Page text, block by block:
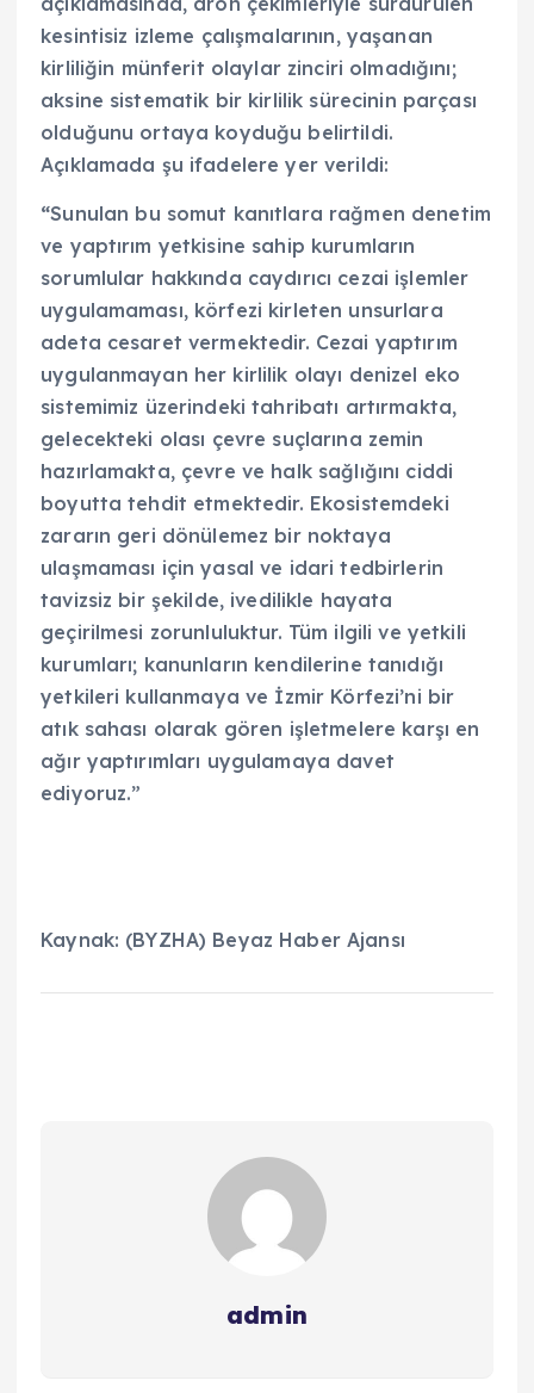
kesintisiz izleme çalışmalarının, yaşanan
kirliliğin münferit olaylar zinciri olmadığını;
aksine sistematik bir kirlilik sürecinin parçası
olduğunu ortaya koyduğu belirtildi.
Açıklamada şu ifadelere yer verildi:
“Sunulan bu somut kanıtlara rağmen denetim
ve yaptırım yetkisine sahip kurumların
sorumlular hakkında caydırıcı cezai işlemler
uygulamaması, körfezi kirleten unsurlara
adeta cesaret vermektedir. Cezai yaptırım
uygulanmayan her kirlilik olayı denizel eko
sistemimiz üzerindeki tahribatı artırmakta,
gelecekteki olası çevre suçlarına zemin
hazırlamakta, çevre ve halk sağlığını ciddi
boyutta tehdit etmektedir. Ekosistemdeki
zararın geri dönülemez bir noktaya
ulaşmaması için yasal ve idari tedbirlerin
tavizsiz bir şekilde, ivedilikle hayata
geçirilmesi zorunluluktur. Tüm ilgili ve yetkili
kurumları; kanunların kendilerine tanıdığı
yetkileri kullanmaya ve İzmir Körfezi’ni bir
atık sahası olarak gören işletmelere karşı en
ağır yaptırımları uygulamaya davet
ediyoruz.”
Kaynak: (BYZHA) Beyaz Haber Ajansı
admin